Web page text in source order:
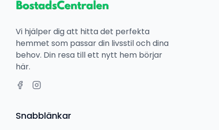
Vi hjälper dig att hitta det perfekta
hemmet som passar din livsstil och dina
behov. Din resa till ett nytt hem börjar
här.
Snabblänkar